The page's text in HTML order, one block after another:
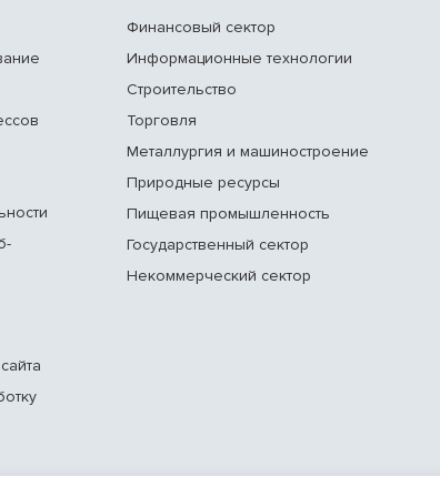
Финансовый сектор
Информационные технологии
Строительство
Торговля
Металлургия и машиностроение
Природные ресурсы
Пищевая промышленность
Государственный сектор
Некоммерческий сектор